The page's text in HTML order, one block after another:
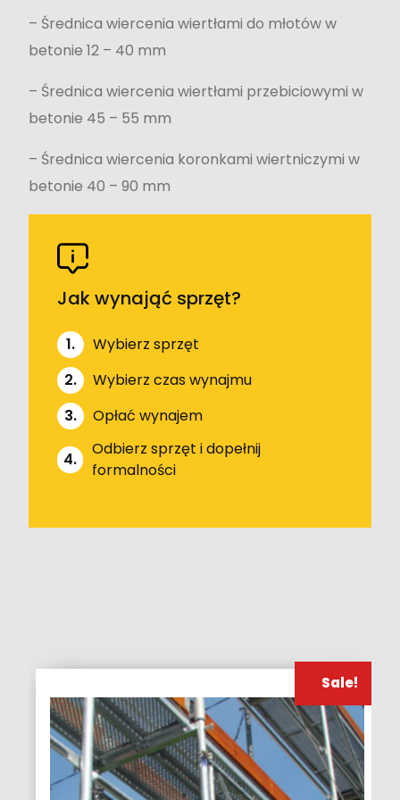
– Średnica wiercenia wiertłami do młotów w
betonie 12 – 40 mm
– Średnica wiercenia wiertłami przebiciowymi w
betonie 45 – 55 mm
– Średnica wiercenia koronkami wiertniczymi w
betonie 40 – 90 mm
Jak wynająć sprzęt?
1.
Wybierz sprzęt
2.
Wybierz czas wynajmu
3.
Opłać wynajem
4.
Odbierz sprzęt i dopełnij
formalności
Sale!